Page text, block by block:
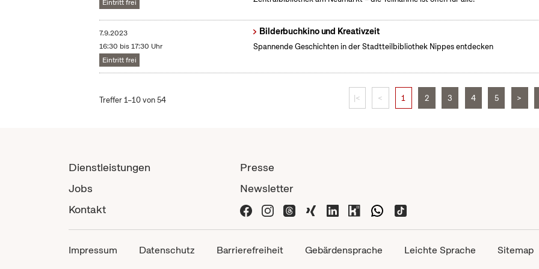
Eintritt frei
7.9.2023
16:30 bis 17:30 Uhr
Eintritt frei
Bilderbuchkino und Kreativzeit
Spannende Geschichten in der Stadtteilbibliothek Nippes entdecken
Treffer 1–10 von 54 |< < 1 2 3 4 5 >
Dienstleistungen
Jobs
Kontakt
Presse
Newsletter
Impressum Datenschutz Barrierefreiheit Gebärdensprache Leichte Sprache Sitemap